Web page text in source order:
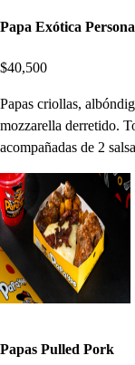
Papa Exótica
$40,500
Papas criollas,
mozzarella derretido.
acompañadas de 2
Papas Pulled Pork